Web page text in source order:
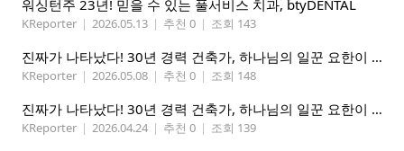
워싱턴주 23년! 믿을 수 있는 풀서비스 치과, btyDENTAL
KReporter | 2026.05.13 | 추천 0 | 조회 143
진짜가 나타났다! 30년 경력 건축가, 하나님의 일꾼 요한이 책임 시공합니다.
KReporter | 2026.05.08 | 추천 0 | 조회 148
진짜가 나타났다! 30년 경력 건축가, 하나님의 일꾼 요한이 책임 시공합니다.
KReporter | 2026.04.24 | 추천 0 | 조회 139